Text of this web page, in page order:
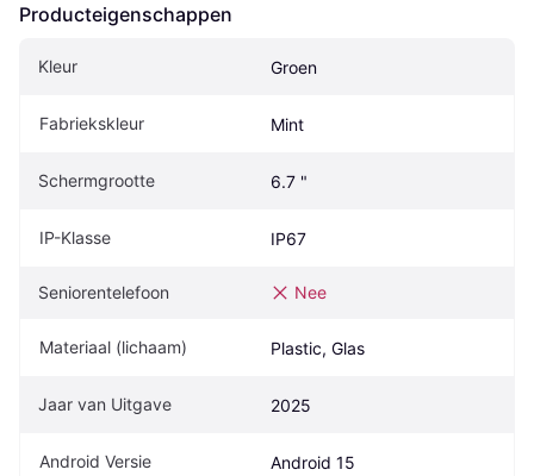
Producteigenschappen
Kleur Groen
Fabriekskleur Mint
Schermgrootte 6.7 "
IP-Klasse IP67
Seniorentelefoon Nee
Materiaal (lichaam) Plastic, Glas
Jaar van Uitgave 2025
Android Versie Android 15